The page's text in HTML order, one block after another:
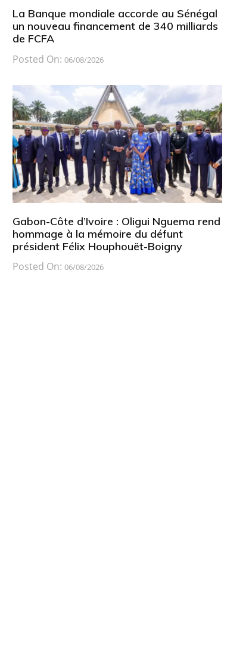
La Banque mondiale accorde au Sénégal
un nouveau financement de 340 milliards
de FCFA
Posted On: 06/08/2026
Gabon-Côte d’Ivoire : Oligui Nguema rend
hommage à la mémoire du défunt
président Félix Houphouët-Boigny
Posted On: 06/08/2026